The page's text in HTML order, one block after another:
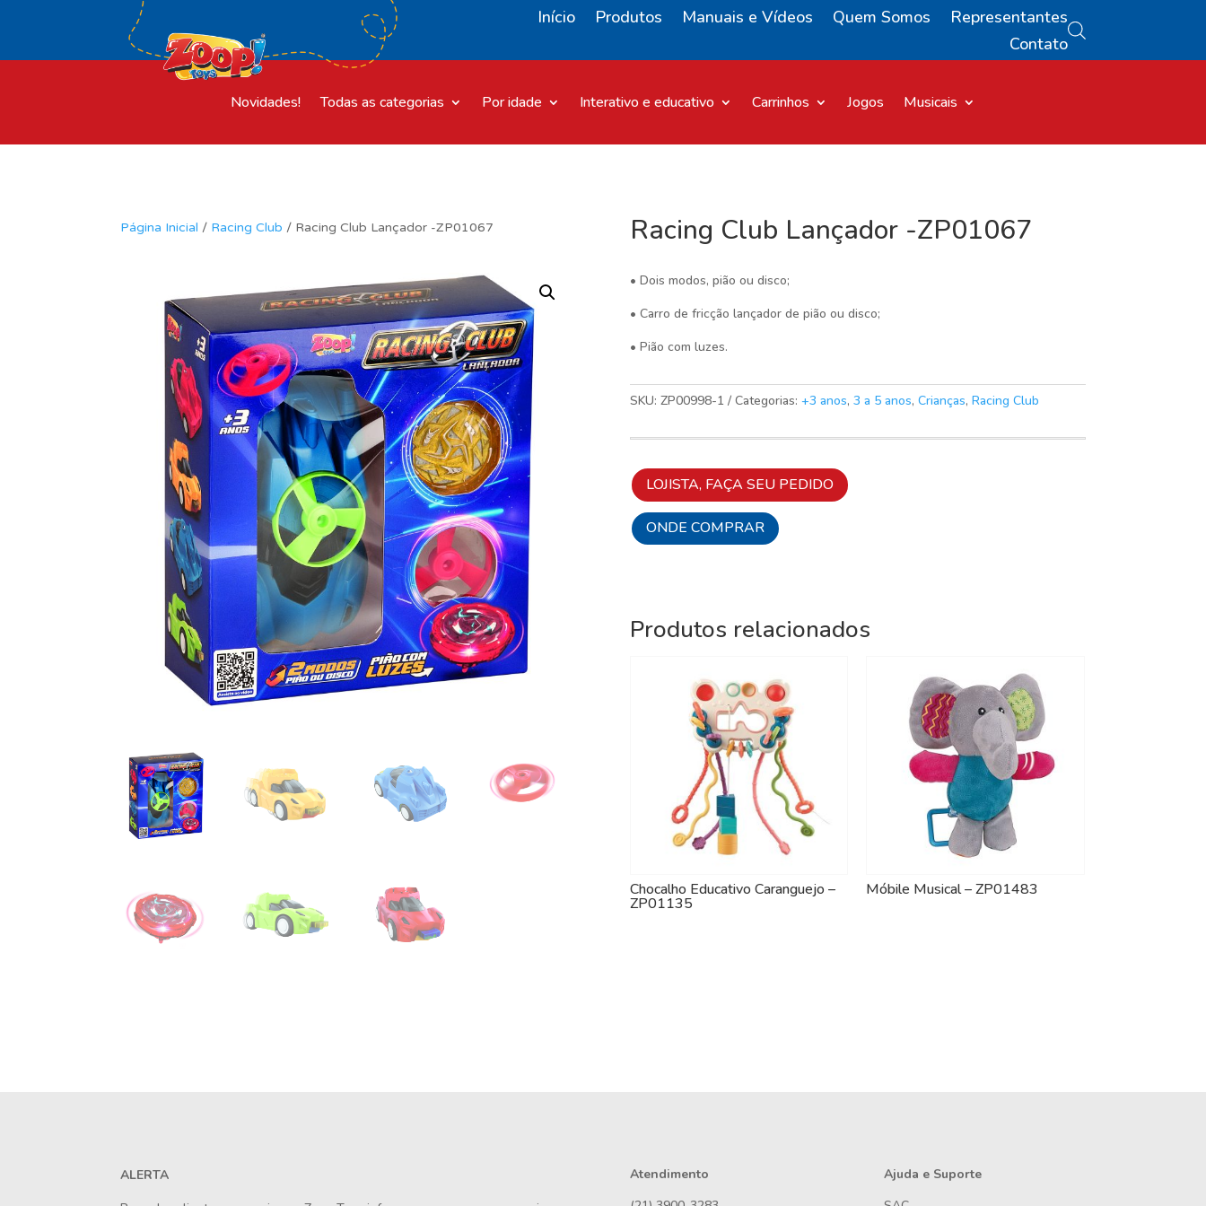
Início Produtos Manuais e Vídeos Quem Somos
Representantes
Contato
Novidades! Todas as categorias Por idade Interativo e educativo Carrinhos Jogos Musicais
Página Inicial / Racing Club / Racing Club Lançador -ZP01067 Racing Club Lançador -ZP01067
• Dois modos, pião ou disco;
• Carro de fricção lançador de pião ou disco;
• Pião com luzes.
SKU: ZP00998-1 Categorias: +3 anos, 3 a 5 anos, Crianças, Racing Club
LOJISTA, FAÇA SEU PEDIDO
ONDE COMPRAR
Produtos relacionados
Chocalho Educativo Caranguejo –
ZP01135
Móbile Musical – ZP01483
ALERTA
Atendimento
Ajuda e Suporte